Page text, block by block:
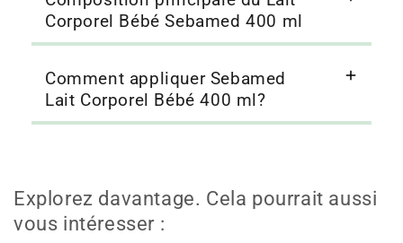
Corporel Bébé Sebamed 400 ml
Comment appliquer Sebamed
Lait Corporel Bébé 400 ml?
Explorez davantage. Cela pourrait aussi
vous intéresser :